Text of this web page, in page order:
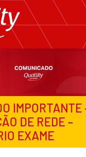
IMPORTANTE
DE REDE –
EXAME